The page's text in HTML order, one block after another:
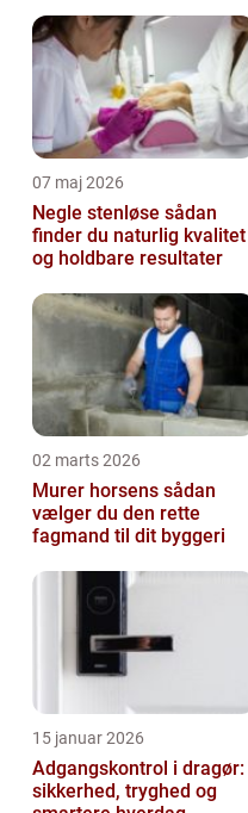
07 maj 2026
Negle stenløse sådan
finder du naturlig kvalitet
og holdbare resultater
02 marts 2026
Murer horsens sådan
vælger du den rette
fagmand til dit byggeri
15 januar 2026
Adgangskontrol i dragør:
sikkerhed, tryghed og